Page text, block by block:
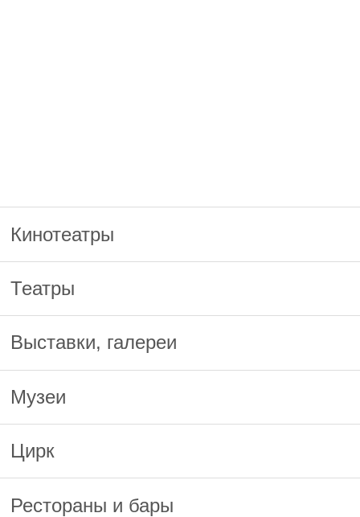
Кинотеатры
Театры
Выставки, галереи
Музеи
Цирк
Рестораны и бары